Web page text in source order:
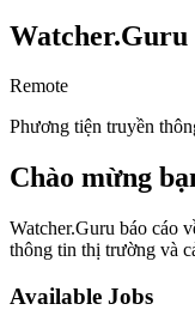
Watcher.Guru
Remote
Phương tiện truyền
Chào mừng
Watcher.Guru báo cáo
thông tin thị trường và
Available Jobs